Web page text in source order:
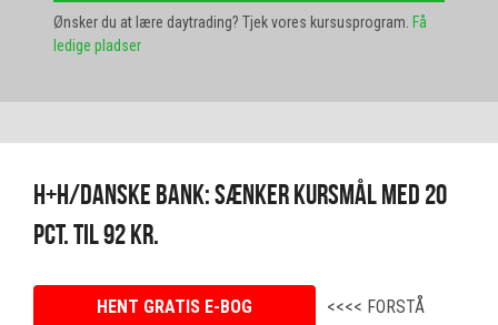
Ønsker du at lære daytrading? Tjek vores kursusprogram. Få
ledige pladser
H+H/Danske Bank: Sænker kursmål med 20
pct. til 92 kr.
HENT GRATIS E-BOG <<<< FORSTÅ